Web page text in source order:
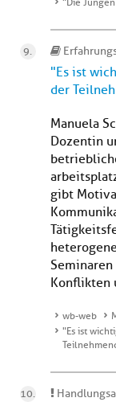
"Die
"Es ist
der
Manuela
Dozentin
gibt
Konflikten
wb-web
"Es ist